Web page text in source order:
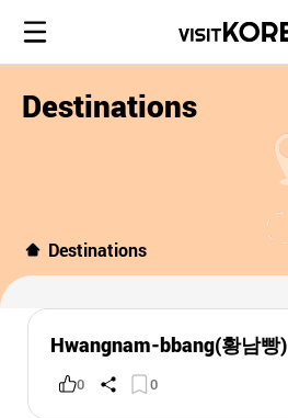
Destinations
Destinations
Hwangnam-bbang(황남빵)
0 0